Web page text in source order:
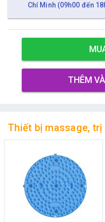
Chí Minh (09h00 đến
THÊM
Thiết bị massage, trị